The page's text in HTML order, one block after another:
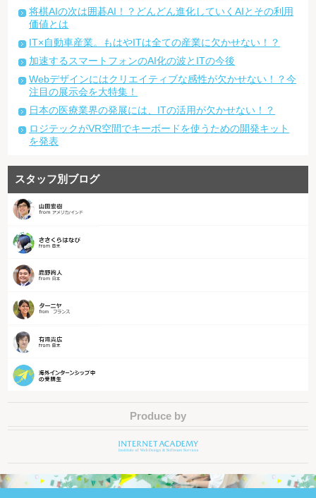
将棋AIの次は囲碁AI！？どんどん進化していくAIとその利用
価値とは
IT×自動車産業。もはやITは全ての産業に欠かせない！？
加速するスマートフォンのAI化の波とITの今後
Webデザインにはクリエイティブな感性が欠かせない！？今
注目の展示会を大特集！
日本の医療業界の発展には、ITの活用が欠かせない！？
ロジテックがVR空間でキーボードを使うための開発キット
を発表
スタッフ別ブログ
Produce by